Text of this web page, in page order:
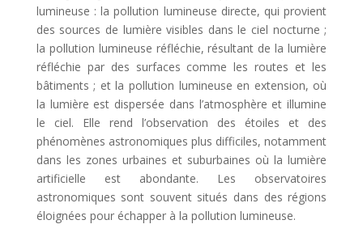
lumineuse : la pollution lumineuse directe, qui provient
des sources de lumière visibles dans le ciel nocturne ;
la pollution lumineuse réfléchie, résultant de la lumière
réfléchie par des surfaces comme les routes et les
bâtiments ; et la pollution lumineuse en extension, où
la lumière est dispersée dans l’atmosphère et illumine
le ciel. Elle rend l’observation des étoiles et des
phénomènes astronomiques plus difficiles, notamment
dans les zones urbaines et suburbaines où la lumière
artificielle est abondante. Les observatoires
astronomiques sont souvent situés dans des régions
éloignées pour échapper à la pollution lumineuse.